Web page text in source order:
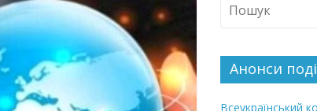
Анонси
Всеукраїнський